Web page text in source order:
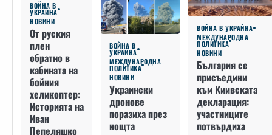
ВОЙНА В
УКРАЙНА
НОВИНИ
От руския
плен
обратно в
кабината на
бойния
хеликоптер:
Историята на
Иван
Пепеляшко
ВОЙНА В
УКРАЙНА
МЕЖДУНАРОДНА
ПОЛИТИКА
НОВИНИ
Украински
дронове
поразиха през
нощта
ВОЙНА В УКРАЙНА
МЕЖДУНАРОДНА
ПОЛИТИКА
НОВИНИ
България се
присъедини
към Киивската
декларация:
участниците
потвърдиха